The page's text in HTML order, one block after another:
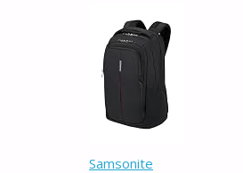
Samsonite